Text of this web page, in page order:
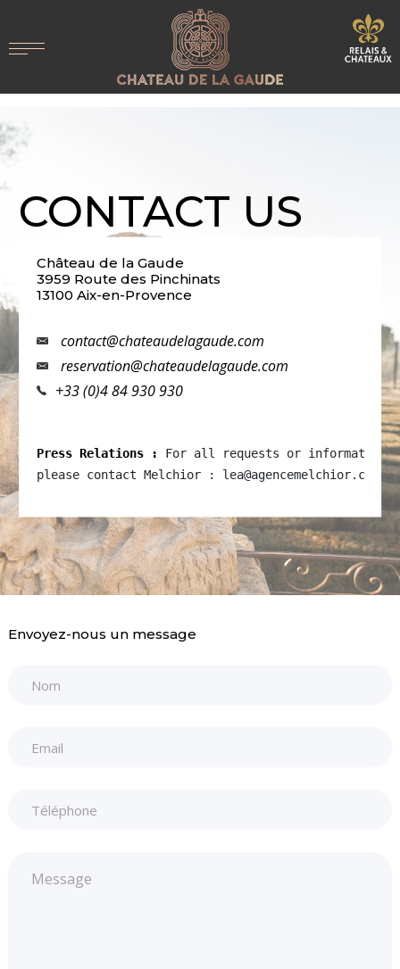
CONTACT US
Château de la Gaude
3959 Route des Pinchinats
13100 Aix-en-Provence
contact@chateaudelagaude.com
reservation@chateaudelagaude.com
+33 (0)4 84 930 930
Press Relations :
For all requests or information,
please contact Melchior : lea@agencemelchior.com
Envoyez-nous un message